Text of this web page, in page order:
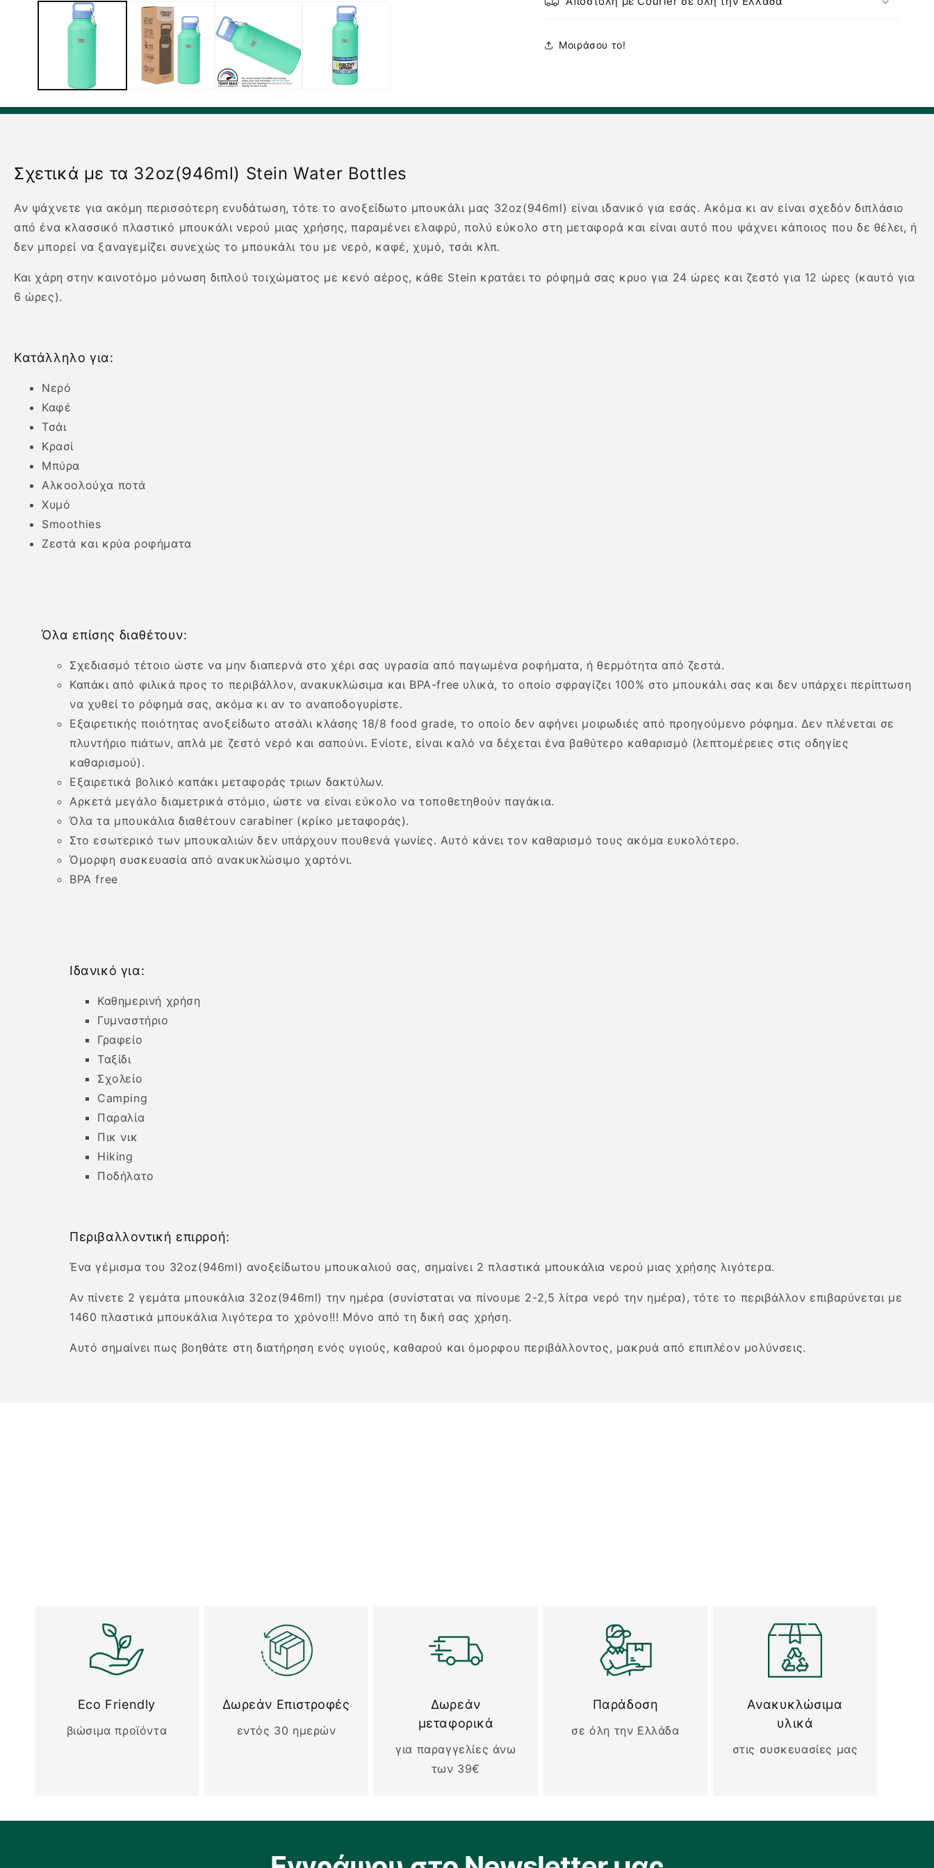
βοηθητικό
Μοιράσου το!
Σχετικά με τα 32oz(946ml) Stein Water Bottles
Αν ψάχνετε για ακόμη περισσότερη ενυδάτωση, τότε το ανοξείδωτο μπουκάλι μας 32oz(946ml) είναι ιδανικό για εσάς. Ακόμα κι αν είναι σχεδόν διπλάσιο
από ένα κλασσικό πλαστικό μπουκάλι νερού μιας χρήσης, παραμένει ελαφρύ, πολύ εύκολο στη μεταφορά και είναι αυτό που ψάχνει κάποιος που δε θέλει, ή
δεν μπορεί να ξαναγεμίζει συνεχώς το μπουκάλι του με νερό, καφέ, χυμό, τσάι κλπ.
Και χάρη στην καινοτόμο μόνωση διπλού τοιχώματος με κενό αέρος, κάθε Stein κρατάει το ρόφημά σας κρυο για 24 ώρες και ζεστό για 12 ώρες (καυτό για
6 ώρες).
Κατάλληλο για:
Νερό
Καφέ
Τσάι
Κρασί
Μπύρα
Αλκοολούχα ποτά
Χυμό
Smoothies
Ζεστά και κρύα ροφήματα
Όλα επίσης διαθέτουν:
Σχεδιασμό τέτοιο ώστε να μην διαπερνά στο χέρι σας υγρασία από παγωμένα ροφήματα, ή θερμότητα από ζεστά.
Καπάκι από φιλικά προς το περιβάλλον, ανακυκλώσιμα και BPA-free υλικά, το οποίο σφραγίζει 100% στο μπουκάλι σας και δεν υπάρχει περίπτωση
να χυθεί το ρόφημά σας, ακόμα κι αν το αναποδογυρίστε.
Εξαιρετικής ποιότητας ανοξείδωτο ατσάλι κλάσης 18/8 food grade, το οποίο δεν αφήνει μοιρωδιές από προηγούμενο ρόφημα. Δεν πλένεται σε
πλυντήριο πιάτων, απλά με ζεστό νερό και σαπούνι. Ενίοτε, είναι καλό να δέχεται ένα βαθύτερο καθαρισμό (λεπτομέρειες στις οδηγίες
καθαρισμού).
Εξαιρετικά βολικό καπάκι μεταφοράς τριων δακτύλων.
Αρκετά μεγάλο διαμετρικά στόμιο, ώστε να είναι εύκολο να τοποθετηθούν παγάκια.
Όλα τα μπουκάλια διαθέτουν carabiner (κρίκο μεταφοράς).
Στο εσωτερικό των μπουκαλιών δεν υπάρχουν πουθενά γωνίες. Αυτό κάνει τον καθαρισμό τους ακόμα ευκολότερο.
Όμορφη συσκευασία από ανακυκλώσιμο χαρτόνι.
BPA free
Ιδανικό για:
Καθημερινή χρήση
Γυμναστήριο
Γραφείο
Ταξίδι
Σχολείο
Camping
Παραλία
Πικ νικ
Hiking
Ποδήλατο
Περιβαλλοντική επιρροή:
Ένα γέμισμα του 32oz(946ml) ανοξείδωτου μπουκαλιού σας, σημαίνει 2 πλαστικά μπουκάλια νερού μιας χρήσης λιγότερα.
Αν πίνετε 2 γεμάτα μπουκάλια 32oz(946ml) την ημέρα (συνίσταται να πίνουμε 2-2,5 λίτρα νερό την ημέρα), τότε το περιβάλλον επιβαρύνεται με
1460 πλαστικά μπουκάλια λιγότερα το χρόνο!!! Μόνο από τη δική σας χρήση.
Αυτό σημαίνει πως βοηθάτε στη διατήρηση ενός υγιούς, καθαρού και όμορφου περιβάλλοντος, μακρυά από επιπλέον μολύνσεις.
Eco Friendly
βιώσιμα προϊόντα
Δωρεάν Επιστροφές
εντός 30 ημερών
Δωρεάν
μεταφορικά
για παραγγελίες άνω
των 39€
Παράδοση
σε όλη την Ελλάδα
Ανακυκλώσιμα
υλικά
στις συσκευασίες μας